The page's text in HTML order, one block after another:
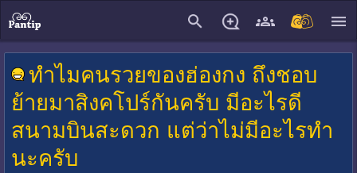
ทำไมคนรวยของฮ่องกง ถึงชอบ
ย้ายมาสิงคโปร์กันครับ มีอะไรดี
สนามบินสะดวก แต่ว่าไม่มีอะไรทำ
นะครับ
close